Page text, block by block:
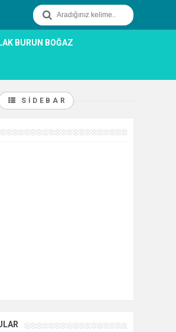
BURUN BOĞAZ
SIDEBAR